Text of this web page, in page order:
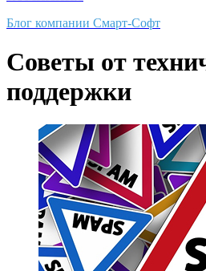
Блог компании Смарт-Софт
Советы от
поддержки